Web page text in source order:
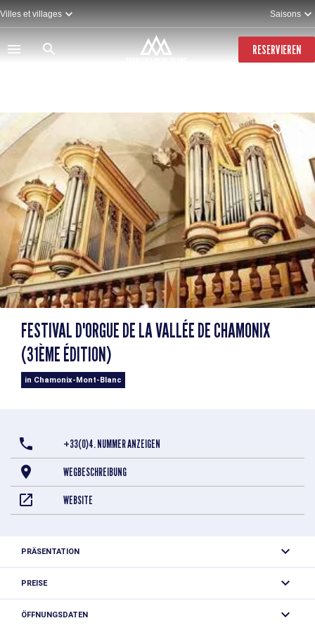
Direkt
zum
Inhalt
Villes et villages Saisons
RESERVIEREN
FESTIVAL D'ORGUE DE LA VALLÉE DE CHAMONIX
(31ÈME ÉDITION)
in Chamonix-Mont-Blanc
+33(0)4. NUMMER ANZEIGEN
WEGBESCHREIBUNG
WEBSITE
PRÄSENTATION
PREISE
ÖFFNUNGSDATEN